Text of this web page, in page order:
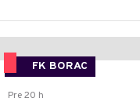
FK BORAC
Pre 20 h